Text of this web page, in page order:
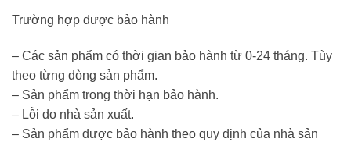
Trường hợp được bảo hành
– Các sản phẩm có thời gian bảo hành từ 0-24 tháng. Tùy
theo từng dòng sản phẩm.
– Sản phẩm trong thời hạn bảo hành.
– Lỗi do nhà sản xuất.
– Sản phẩm được bảo hành theo quy định của nhà sản